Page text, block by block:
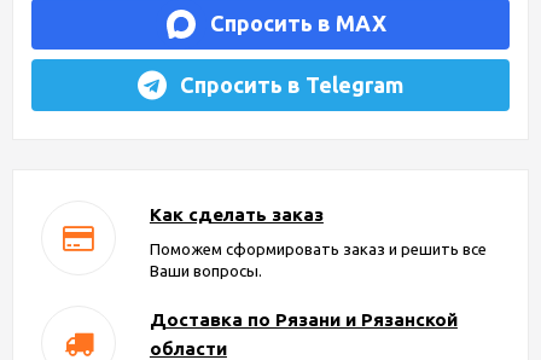
Спросить в MAX
Спросить в Telegram
Как сделать заказ
Поможем сформировать заказ и решить все
Ваши вопросы.
Доставка по Рязани и Рязанской
области